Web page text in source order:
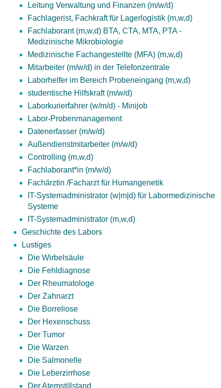
Leitung Verwaltung und Finanzen (m/w/d)
Fachlagerist, Fachkraft für Lagerlogistik (m,w,d)
Fachlaborant (m,w,d) BTA, CTA, MTA, PTA -
Medizinische Mikrobiologie
Medizinische Fachangestellte (MFA) (m,w,d)
Mitarbeiter (m/w/d) in der Telefonzentrale
Laborhelfer im Bereich Probeneingang (m,w,d)
studentische Hilfskraft (m/w/d)
Laborkurierfahrer (w/m/d) - Minijob
Labor-Probenmanagement
Datenerfasser (m/w/d)
Außendienstmitarbeiter (m/w/d)
Controlling (m,w,d)
Fachlaborant*in (m/w/d)
Fachärztin /Facharzt für Humangenetik
IT-Systemadministrator (w|m|d) für Labormedizinische
Systeme
IT-Systemadministrator (m,w,d)
Geschichte des Labors
Lustiges
Die Wirbelsäule
Die Fehldiagnose
Der Rheumatologe
Der Zahnarzt
Die Borreliose
Der Hexenschuss
Der Tumor
Die Warzen
Die Salmonelle
Die Leberzirrhose
Der Atemstillstand